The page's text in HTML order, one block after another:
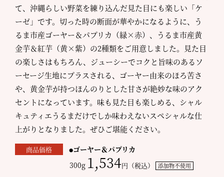
て、沖縄らしい野菜を練り込んだ見た目にも楽しい「ケ
ーゼ」です。切った時の断面が華やかになるように、う
るま市産ゴーヤー＆パプリカ（緑×赤）、うるま市産黄
金芋＆紅芋（黄×紫）の2種類をご用意しました。見た目
の楽しさはもちろん、ジューシーでコクと旨味のあるソ
ーセージ生地にプラスされる、ゴーヤー由来のほろ苦さ
や、黄金芋が持つほんのりとした甘さが絶妙な味のアク
セントになっています。味も見た目も楽しめる、シャル
キュティエうるまだけでしか味わえないスペシャルな仕
上がりとなりました。ぜひご堪能ください。
商品価格
ゴーヤー＆パプリカ
300g 1,534円（税込） 添加物不使用